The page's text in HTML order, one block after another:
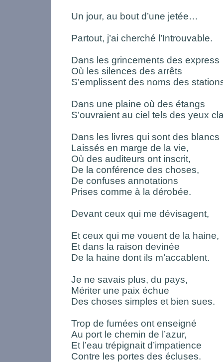
Un jour, au bout d’une jetée…
Partout, j’ai cherché l’Introuvable.
Dans les grincements des express
Où les silences des arrêts
S’emplissent des noms des
Dans une plaine où des étangs
S’ouvraient au ciel tels des yeux
Dans les livres qui sont des blancs
Laissés en marge de la vie,
Où des auditeurs ont inscrit,
De la conférence des choses,
De confuses annotations
Prises comme à la dérobée.
Devant ceux qui me dévisagent,
Et ceux qui me vouent de la haine,
Et dans la raison devinée
De la haine dont ils m’accablent.
Je ne savais plus, du pays,
Mériter une paix échue
Des choses simples et bien sues.
Trop de fumées ont enseigné
Au port le chemin de l’azur,
Et l’eau trépignait d’impatience
Contre les portes des écluses.